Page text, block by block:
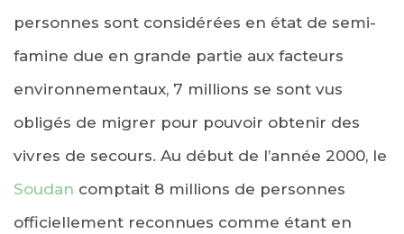
personnes sont considérées en état de semi-
famine due en grande partie aux facteurs
environnementaux, 7 millions se sont vus
obligés de migrer pour pouvoir obtenir des
vivres de secours. Au début de l’année 2000, le
Soudan comptait 8 millions de personnes
officiellement reconnues comme étant en